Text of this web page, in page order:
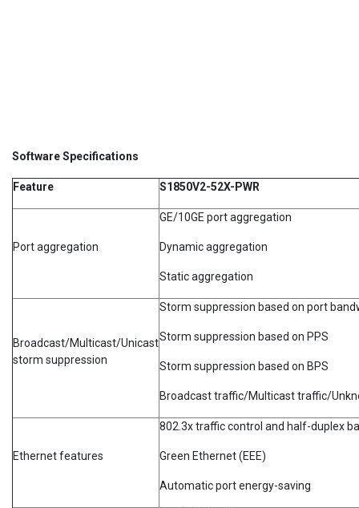
Software Specifications
Feature S1850V2-52X-PWR
Port aggregation
GE/10GE port aggregation
Dynamic aggregation
Static aggregation
Broadcast/Multicast/Unicast
storm suppression
Storm suppression based on port
Storm suppression based on PPS
Storm suppression based on BPS
Broadcast traffic/Multicast traffic/
Ethernet features
802.3x traffic control and half-duplex
Green Ethernet (EEE)
Automatic port energy-saving